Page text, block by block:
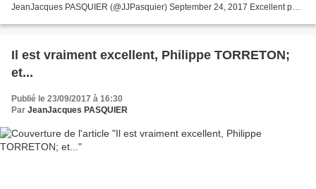
JeanJacques PASQUIER (@JJPasquier) September 24, 2017 Excellent pas
Il est vraiment excellent, Philippe TORRETON;
et...
Publié le 23/09/2017 à 16:30
Par JeanJacques PASQUIER